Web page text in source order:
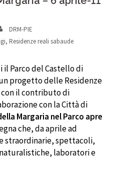
DRM-PIE
, Residenze reali sabaude
il Parco del Castello di
progetto delle Residenze
il contributo di
con la Città di
Margaria nel Parco apre
che, da aprile ad
straordinarie, spettacoli,
laboratori e